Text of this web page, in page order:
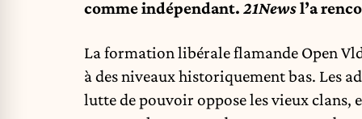
comme indépendant. 21Newsl’a
La formation libérale flamande Open
à des niveaux historiquement bas. Les
lutte de pouvoir oppose les vieux clans,